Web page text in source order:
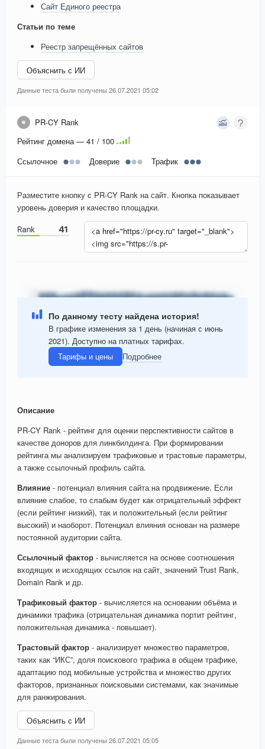
Сайт Единого реестра
Статьи по теме
Реестр запрещённых сайтов
Объяснить с ИИ
Данные теста были получены 26.07.2021 05:02
PR-CY Rank
Рейтинг домена — 41 / 100
Ссылочное
Доверие Трафик
Разместите кнопку с PR-CY Rank на сайт. Кнопка показывает
уровень доверия и качество площадки.
По данному тесту найдена история!
В графике изменения за 1 день (начиная с июнь
2021). Доступно на платных тарифах.
Тарифы и цены
Подробнее
Описание
PR-CY Rank - рейтинг для оценки перспективности сайтов в
качестве доноров для линкбилдинга. При формировании
рейтинга мы анализируем трафиковые и трастовые параметры,
а также ссылочный профиль сайта.
Влияние - потенциал влияния сайта на продвижение. Если
влияние слабое, то слабым будет как отрицательный эффект
(если рейтинг низкий), так и положительный (если рейтинг
высокий) и наоборот. Потенциал влияния основан на размере
постоянной аудитории сайта.
Ссылочный фактор - вычисляется на основе соотношения
входящих и исходящих ссылок на сайт, значений Trust Rank,
Domain Rank и др.
Трафиковый фактор - вычисляется на основании объёма и
динамики трафика (отрицательная динамика портит рейтинг,
положительная динамика - повышает).
Трастовый фактор - анализирует множество параметров,
таких как “ИКС”, доля поискового трафика в общем трафике,
адаптацию под мобильные устройства и множество других
факторов, признанных поисковыми системами, как значимые
для ранжирования.
Объяснить с ИИ
Данные теста были получены 26.07.2021 05:05